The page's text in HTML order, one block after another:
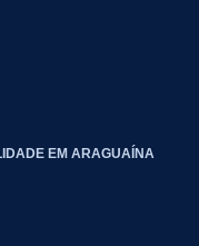
EM ARAGUAÍNA